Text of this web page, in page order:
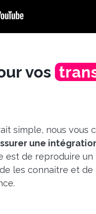
vos
simple, nous
une
est de reproduire
de les connaitre et